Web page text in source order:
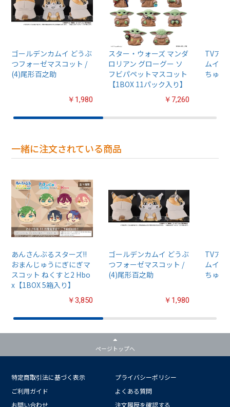
ゴールデンカムイ どうぶ
つフォーゼマスコット /
(4)尾形百之助
￥1,980
スター・ウォーズ マンダ
ロリアン グローグー ソ
フビパペットマスコット
【1BOX 11パック入り】
￥7,260
TVア
ムイ』
ちゅる
一緒に注文されている商品
あんさんぶるスターズ!!
おまんじゅうにぎにぎマ
スコット ねくすと2 Hbo
x【1BOX 5箱入り】
￥3,850
ゴールデンカムイ どうぶ
つフォーゼマスコット /
(4)尾形百之助
￥1,980
TVア
ムイ』
ちゅる
ページトップへ
特定商取引法に基づく表示
プライバシーポリシー
ご利用ガイド
よくある質問
お問い合わせ
注文履歴を確認する